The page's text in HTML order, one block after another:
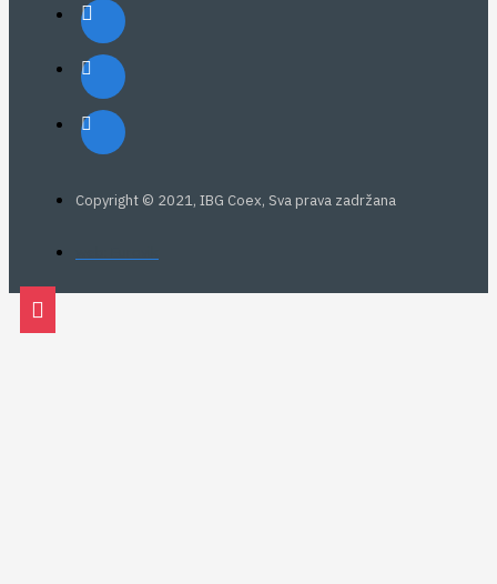
Copyright © 2021, IBG Coex, Sva prava zadržana